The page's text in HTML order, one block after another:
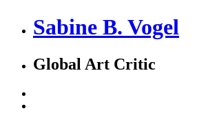
Sabine B. Vogel
Global Art Critic